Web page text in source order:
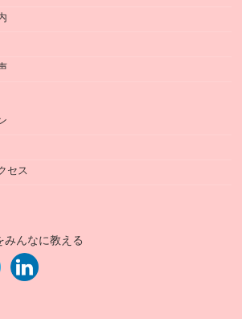
セス
みんなに教える